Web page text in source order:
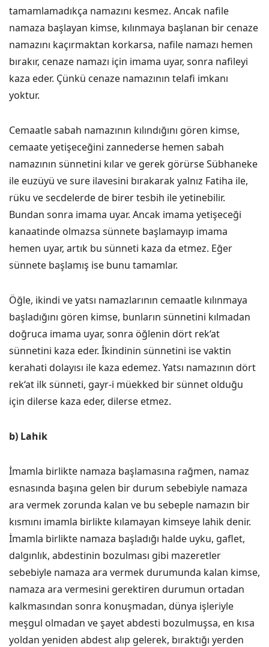
tamamlamadıkça namazını kesmez. Ancak nafile
namaza başlayan kimse, kılınmaya başlanan bir cenaze
namazını kaçırmaktan korkarsa, nafile namazı hemen
bırakır, cenaze namazı için imama uyar, sonra nafileyi
kaza eder. Çünkü cenaze namazının telafi imkanı
yoktur.
Cemaatle sabah namazının kılındığını gören kimse,
cemaate yetişeceğini zannederse hemen sabah
namazının sünnetini kılar ve gerek görürse Sübhaneke
ile euzüyü ve sure ilavesini bırakarak yalnız Fatiha ile,
rüku ve secdelerde de birer tesbih ile yetinebilir.
Bundan sonra imama uyar. Ancak imama yetişeceği
kanaatinde olmazsa sünnete başlamayıp imama
hemen uyar, artık bu sünneti kaza da etmez. Eğer
sünnete başlamış ise bunu tamamlar.
Öğle, ikindi ve yatsı namazlarının cemaatle kılınmaya
başladığını gören kimse, bunların sünnetini kılmadan
doğruca imama uyar, sonra öğlenin dört rek‘at
sünnetini kaza eder. İkindinin sünnetini ise vaktin
kerahati dolayısı ile kaza edemez. Yatsı namazının dört
rek‘at ilk sünneti, gayr-i müekked bir sünnet olduğu
için dilerse kaza eder, dilerse etmez.
b) Lahik
İmamla birlikte namaza başlamasına rağmen, namaz
esnasında başına gelen bir durum sebebiyle namaza
ara vermek zorunda kalan ve bu sebeple namazın bir
kısmını imamla birlikte kılamayan kimseye lahik denir.
İmamla birlikte namaza başladığı halde uyku, gaflet,
dalgınlık, abdestinin bozulması gibi mazeretler
sebebiyle namaza ara vermek durumunda kalan kimse,
namaza ara vermesini gerektiren durumun ortadan
kalkmasından sonra konuşmadan, dünya işleriyle
meşgul olmadan ve şayet abdesti bozulmuşsa, en kısa
yoldan yeniden abdest alıp gelerek, bıraktığı yerden